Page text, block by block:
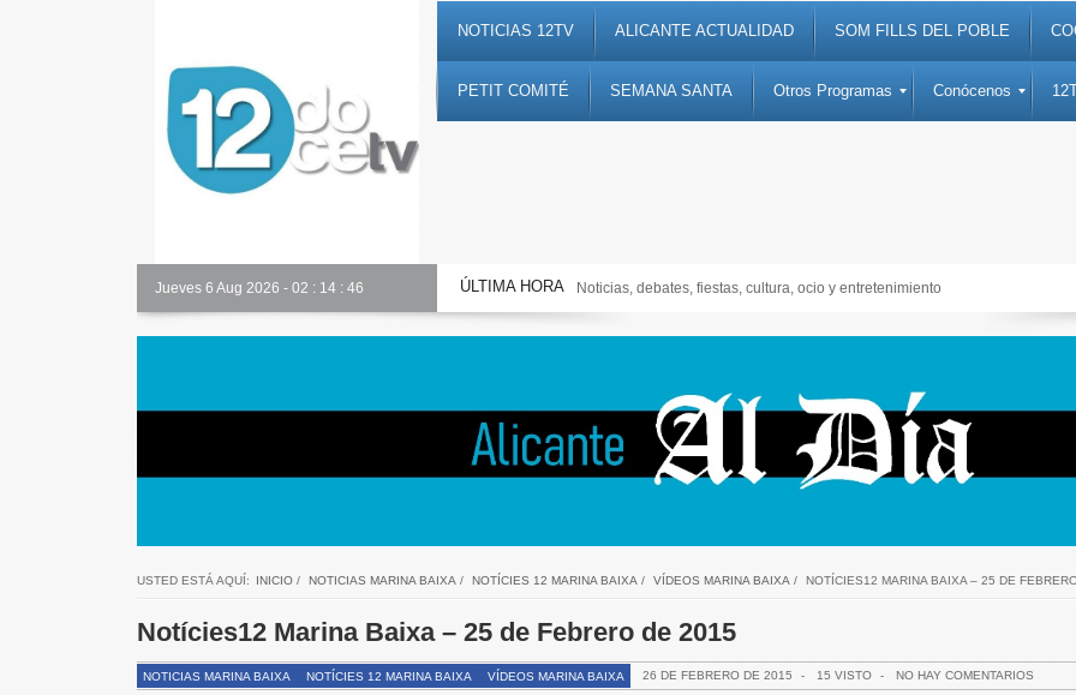
NOTICIAS 12TV ALICANTE ACTUALIDAD SOM FILLS DEL POBLE
PETIT COMITÉ SEMANA SANTA Otros Programas Conócenos
Jueves 6 Aug 2026 - 02 : 14 : 47 ÚLTIMA HORA
Toda la información al instante en 𝟭𝟮𝗲𝗻𝗱𝗶𝗴𝗶𝘁𝗮𝗹.𝗲𝘀 Noticias, debates, fiestas, cultura, ocio y entretenimiento
USTED ESTÁ AQUÍ: INICIO/ NOTICIAS MARINA BAIXA / NOTÍCIES 12 MARINA BAIXA / VÍDEOS MARINA BAIXA / NOTÍCIES12 MARINA BAIXA – 25 DE
Notícies12 Marina Baixa – 25 de Febrero de 2015
NOTICIAS MARINA BAIXA NOTÍCIES 12 MARINA BAIXA VÍDEOS MARINA BAIXA 26 DE FEBRERO DE 2015 - 15 VISTO - NO HAY COMENTARIOS